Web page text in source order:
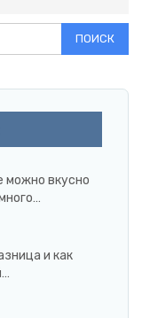
можно вкусно
и как